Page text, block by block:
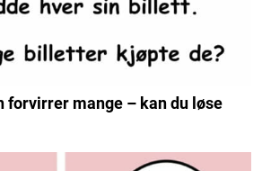
forvirrer mange – kan du løse